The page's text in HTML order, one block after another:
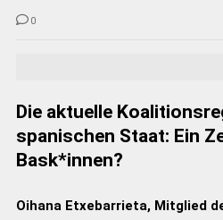
0
Die aktuelle
spanischen Staat: Ein
Bask*innen?
Oihana Etxebarrieta, Mitglied